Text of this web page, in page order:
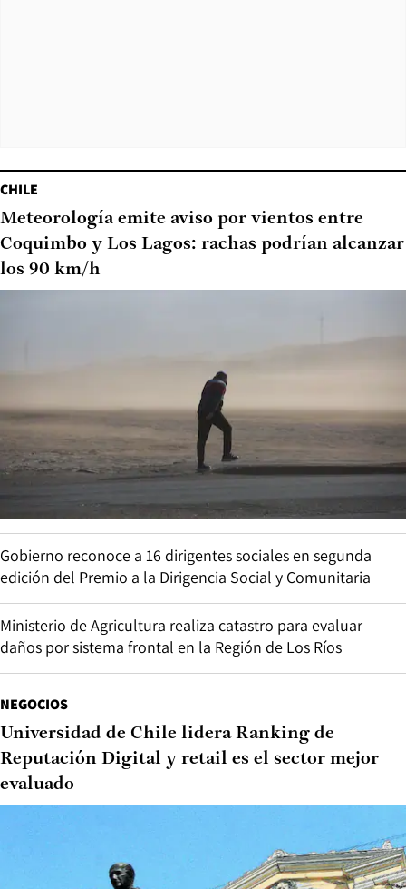
CHILE
Meteorología emite aviso por vientos entre
Coquimbo y Los Lagos: rachas podrían alcanzar
los 90 km/h
Gobierno reconoce a 16 dirigentes sociales en segunda
edición del Premio a la Dirigencia Social y Comunitaria
Ministerio de Agricultura realiza catastro para evaluar
daños por sistema frontal en la Región de Los Ríos
NEGOCIOS
Universidad de Chile lidera Ranking de
Reputación Digital y retail es el sector mejor
evaluado